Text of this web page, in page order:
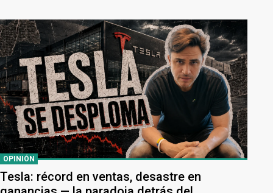
OPINIÓN
Tesla: récord en ventas, desastre en